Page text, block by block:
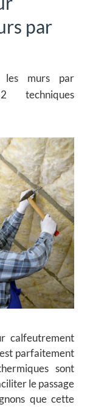
par
les murs par
2 techniques
calfeutrement
parfaitement
sont
le passage
que cette